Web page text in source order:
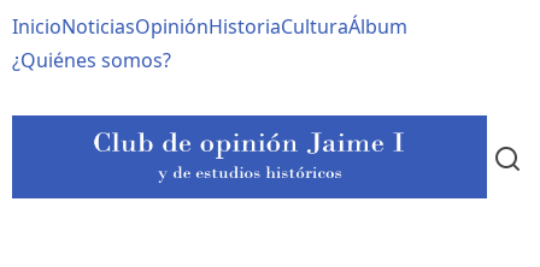
al
contenido
Navegación
principal
InicioNoticiasOpiniónHistoriaCulturaÁlbum
¿Quiénes somos?